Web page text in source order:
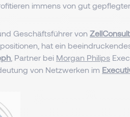
immens von gut
Geschäftsführer von ZellConsult
hat ein
, Partner bei Morgan Philips
von Netzwerken im